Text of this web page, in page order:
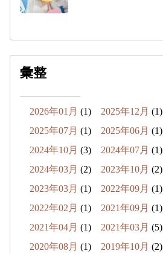
彙整
2026年01月 (1) 2025年12月 (1)
2025年07月 (1) 2025年06月 (1)
2024年10月 (3) 2024年07月 (1)
2024年03月 (2) 2023年10月 (2)
2023年03月 (1) 2022年09月 (1)
2022年02月 (1) 2021年09月 (1)
2021年04月 (1) 2021年03月 (5)
2020年08月 (1) 2019年10月 (2)